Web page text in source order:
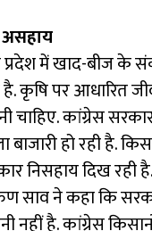
में खाद-बीज
कृषि पर आधारित
चाहिए. कांग्रेस
हो रही है.
निसहाय दिख रही है.
साव ने कहा कि
नहीं है. कांग्रेस